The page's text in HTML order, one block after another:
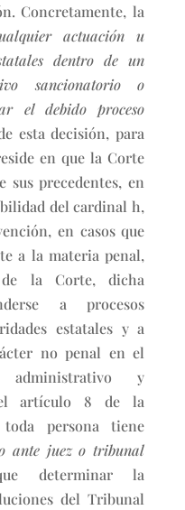
Concretamente, la
actuación u
dentro de un
sancionatorio o
el debido proceso
esta decisión, para
en que la Corte
sus precedentes, en
del cardinal h,
en casos que
a la materia penal,
la Corte, dicha
a procesos
estatales y a
no penal en el
administrativo y
artículo 8 de la
persona tiene
ante juez o tribunal
determinar la
del Tribunal